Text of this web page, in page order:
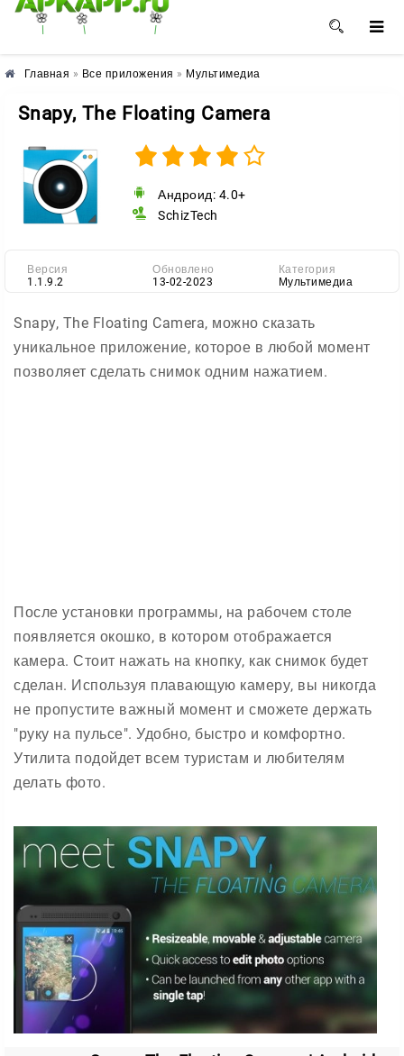
🌸 🌼 🌺
Главная » Все приложения » Мультимедиа
Snapy, The Floating Camera
Андроид: 4.0+
SchizTech
Версия
1.1.9.2
Обновлено
13-02-2023
Категория
Мультимедиа
Snapy, The Floating Camera, можно сказать
уникальное приложение, которое в любой момент
позволяет сделать снимок одним нажатием.
После установки программы, на рабочем столе
появляется окошко, в котором отображается
камера. Стоит нажать на кнопку, как снимок будет
сделан. Используя плавающую камеру, вы никогда
не пропустите важный момент и сможете держать
"руку на пульсе". Удобно, быстро и комфортно.
Утилита подойдет всем туристам и любителям
делать фото.